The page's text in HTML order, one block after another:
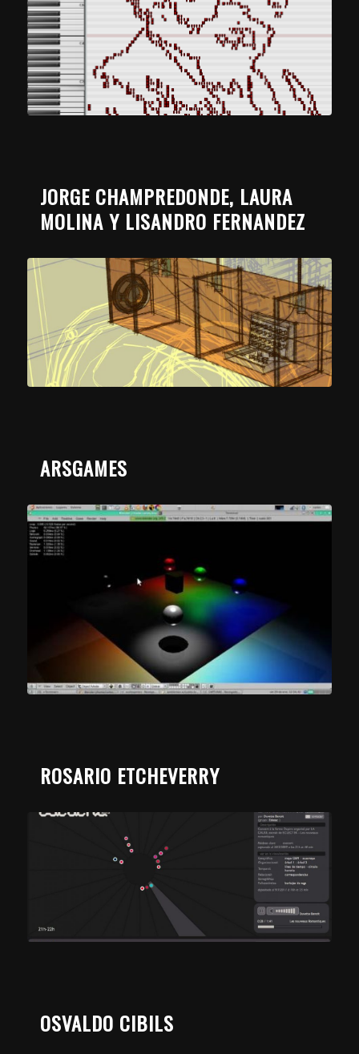
JORGE CHAMPREDONDE, LAURA
MOLINA Y LISANDRO FERNANDEZ
ARSGAMES
ROSARIO ETCHEVERRY
OSVALDO CIBILS